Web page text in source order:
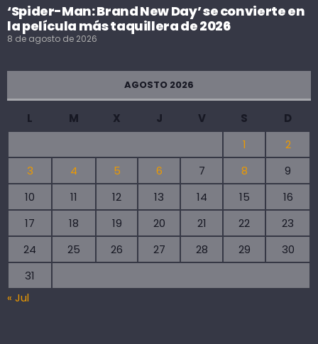
‘Spider-Man: Brand New Day’ se convierte en
la película más taquillera de 2026
8 de agosto de 2026
AGOSTO 2026
L M X J V S
D
1
2
3
4 5 6 7 8
9
10
11 12 13 14 15
16
17
18 19 20 21 22
23
24
25 26 27 28 29
30
31
« Jul